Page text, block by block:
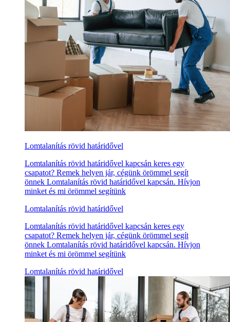
Lomtalanítás rövid határidővel
Lomtalanítás rövid határidővel kapcsán keres egy
csapatot? Remek helyen jár, cégünk örömmel segít
önnek Lomtalanítás rövid határidővel kapcsán. Hívjon
minket és mi örömmel segítünk
Lomtalanítás rövid határidővel
Lomtalanítás rövid határidővel kapcsán keres egy
csapatot? Remek helyen jár, cégünk örömmel segít
önnek Lomtalanítás rövid határidővel kapcsán. Hívjon
minket és mi örömmel segítünk
Lomtalanítás rövid határidővel